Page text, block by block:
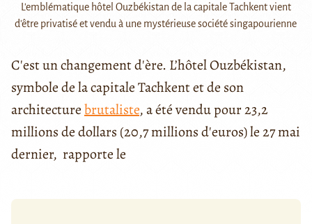
L'emblématique hôtel Ouzbékistan de la capitale Tachkent vient
d'être privatisé et vendu à une mystérieuse société singapourienne
C'est un changement d'ère. L’hôtel Ouzbékistan,
symbole de la capitale Tachkent et de son
architecturebrutaliste, a été vendu pour 23,2
millions de dollars (20,7 millions d'euros) le 27 mai
dernier, rapporte le